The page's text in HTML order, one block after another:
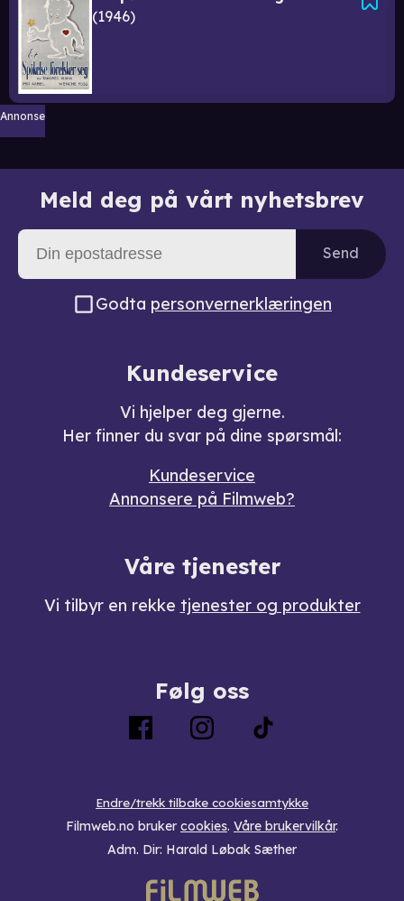
1946
Annonse
Meld deg på vårt nyhetsbrev
Send
Godta personvernerklæringen
Kundeservice
Vi hjelper deg gjerne.
Her finner du svar på dine spørsmål:
Kundeservice
Annonsere på Filmweb?
Våre tjenester
Vi tilbyr en rekke tjenester og produkter
Følg oss
Endre/trekk tilbake cookiesamtykke
Filmweb.no bruker cookies. Våre brukervilkår.
Adm. Dir: Harald Løbak Sæther